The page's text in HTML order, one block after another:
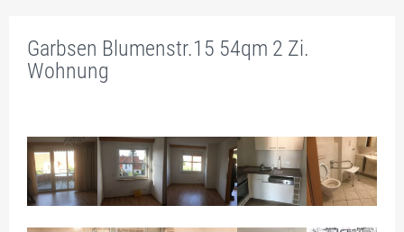
BÜRORAUM – NR. / FLÄCHENANTEILE
INNENAUSSTATTUNG
PREISE
RAUM-BUCHUNGEN
Garbsen Blumenstr.15 54qm 2 Zi.
Wohnung